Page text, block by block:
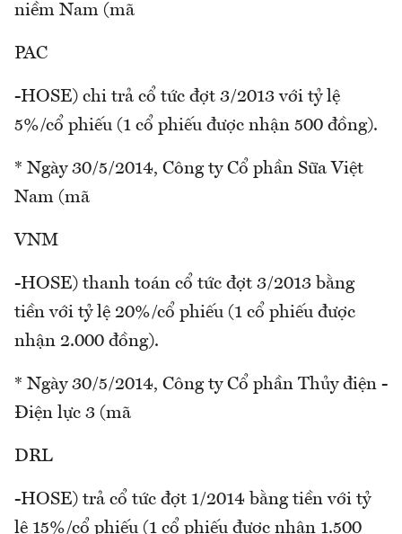
niềm Nam (mã
PAC
-HOSE) chi trả cổ tức đợt 3/2013 với tỷ lệ
5%/cổ phiếu (1 cổ phiếu được nhận 500 đồng).
* Ngày 30/5/2014, Công ty Cổ phần Sữa Việt
Nam (mã
VNM
-HOSE) thanh toán cổ tức đợt 3/2013 bằng
tiền với tỷ lệ 20%/cổ phiếu (1 cổ phiếu được
nhận 2.000 đồng).
* Ngày 30/5/2014, Công ty Cổ phần Thủy điện -
Điện lực 3 (mã
DRL
-HOSE) trả cổ tức đợt 1/2014 bằng tiền với tỷ
lệ 15%/cổ phiếu (1 cổ phiếu được nhận 1.500